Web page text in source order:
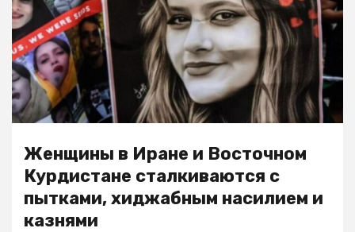
Женщины в Иране и Восточном
Курдистане сталкиваются с
пытками, хиджабным насилием и
казнями